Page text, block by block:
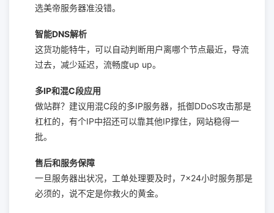
选美帝服务器准没错。
智能DNS解析
这货功能特牛，可以自动判断用户离哪个节点最近，导流
过去，减少延迟，流畅度up up。
多IP和混C段应用
做站群？建议用混C段的多IP服务器，抵御DDoS攻击那是
杠杠的，有个IP中招还可以靠其他IP撑住，网站稳得一
批。
售后和服务保障
一旦服务器出状况，工单处理要及时，7×24小时服务那是
必须的，说不定是你救火的黄金。